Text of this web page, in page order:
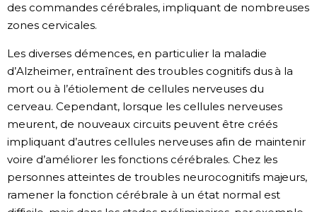
des commandes cérébrales, impliquant de nombreuses
zones cervicales.
Les diverses démences, en particulier la maladie
d’Alzheimer, entraînent des troubles cognitifs dus à la
mort ou à l’étiolement de cellules nerveuses du
cerveau. Cependant, lorsque les cellules nerveuses
meurent, de nouveaux circuits peuvent être créés
impliquant d’autres cellules nerveuses afin de maintenir
voire d’améliorer les fonctions cérébrales. Chez les
personnes atteintes de troubles neurocognitifs majeurs,
ramener la fonction cérébrale à un état normal est